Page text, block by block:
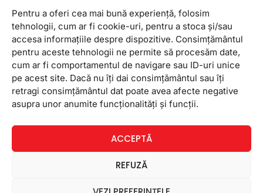
Pentru a oferi cea mai bună experiență, folosim
tehnologii, cum ar fi cookie-uri, pentru a stoca și/sau
accesa informațiile despre dispozitive. Consimțământul
pentru aceste tehnologii ne permite să procesăm date,
cum ar fi comportamentul de navigare sau ID-uri unice
pe acest site. Dacă nu îți dai consimțământul sau îți
retragi consimțământul dat poate avea afecte negative
asupra unor anumite funcționalități și funcții.
ACCEPTĂ
REFUZĂ
Informații Utile
Regulament FollowMe
Structură an școlar
Contact
Testimoniale
GDPR